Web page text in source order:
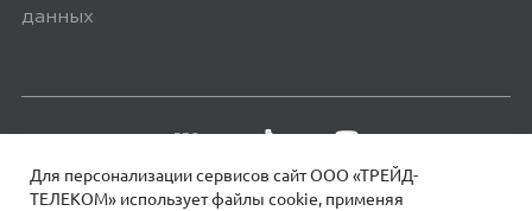
Для персонализации сервисов сайт ООО «ТРЕЙД-
ТЕЛЕКОМ» использует файлы сookie, применяя
данных